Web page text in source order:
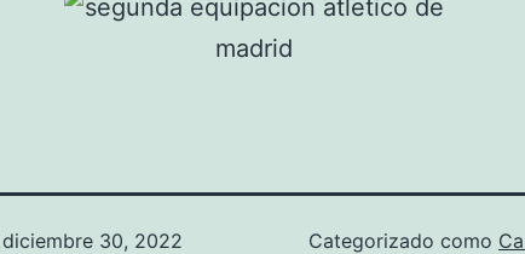
diciembre 30, 2022
Categorizado como